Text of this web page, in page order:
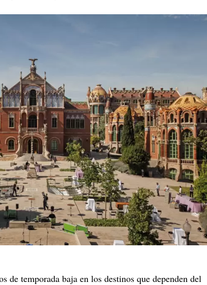
de temporada baja en los destinos que dependen del